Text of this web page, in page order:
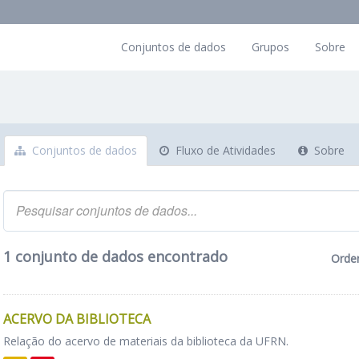
Conjuntos de dados Grupos Sobre
Conjuntos de dados Fluxo de Atividades Sobre
1 conjunto de dados encontrado
ACERVO DA BIBLIOTECA
Relação do acervo de materiais da biblioteca da UFRN.